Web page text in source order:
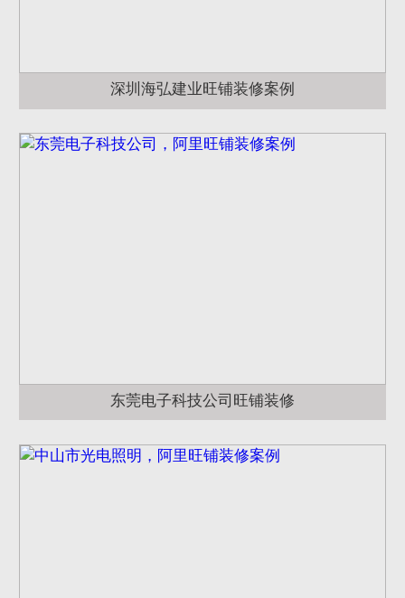
深圳海弘建业旺铺装修案例
东莞电子科技公司旺铺装修